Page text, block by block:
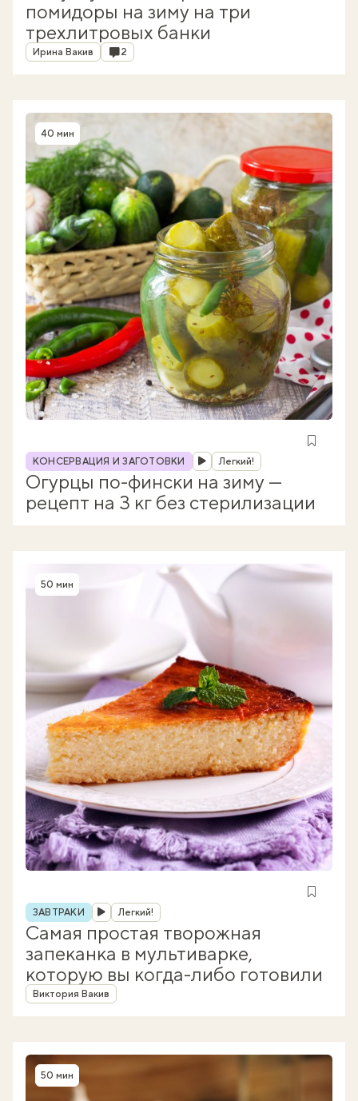
помидоры на зиму на три
трехлитровых банки
Автор
Ирина Вакив Комментарии
2
Время приготовления
40 мин
Рубрика
КОНСЕРВАЦИЯ И ЗАГОТОВКИ Легкий!
Огурцы по-фински на зиму —
рецепт на 3 кг без стерилизации
Время приготовления
50 мин
Рубрика
ЗАВТРАКИ Легкий!
Самая простая творожная
запеканка в мультиварке,
которую вы когда-либо готовили
Автор
Виктория Вакив
Время приготовления
50 мин